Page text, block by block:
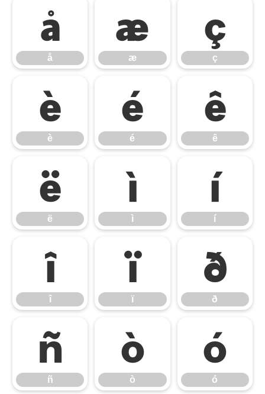
å
å
æ
æ
ç
ç
è
è
é
é
ê
ê
ë
ë
ì
ì
í
í
î
î
ï
ï
ð
ð
ñ
ñ
ò
ò
ó
ó